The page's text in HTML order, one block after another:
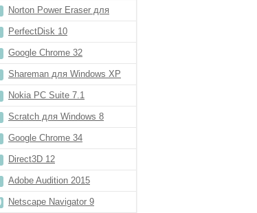
Norton Power Eraser для
Windows 7
PerfectDisk 10
Google Chrome 32
Shareman для Windows XP
Nokia PC Suite 7.1
Scratch для Windows 8
Google Chrome 34
Direct3D 12
Adobe Audition 2015
Netscape Navigator 9